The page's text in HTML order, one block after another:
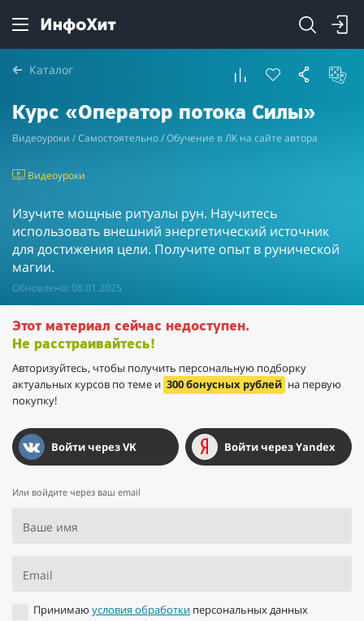
Каталог
Курс «Оператор потока Силы»
Видеоуроки / Самостоятельно / Обучение в ЛК на сайте автора
Видеоуроки
Изучите мощные ритуалы рун. Научитесь
использовать внешний энергетический источник
для достижения цели. Получите опыт в рунической
магии.
Обновлено: 08.01.2025
Этот материал сейчас недоступен.
Не расстраивайтесь!
Авторизуйтесь, чтобы получить персональную подборку
актуальных курсов по теме и 300 бонусных рублей на первую
покупку!
Войти через VK Войти через Yandex
Или войдите через ваш email
Ваше имя
Email
Принимаю условия обработки персональных данных